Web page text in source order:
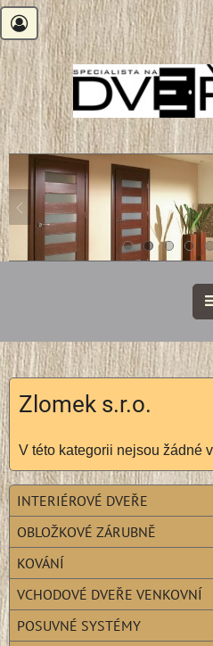
Zlomek s.r.o.
V této kategorii nejsou žádné
INTERIÉROVÉ DVEŘE
OBLOŽKOVÉ ZÁRUBNĚ
KOVÁNÍ
VCHODOVÉ DVEŘE VENKOVNÍ
POSUVNÉ SYSTÉMY